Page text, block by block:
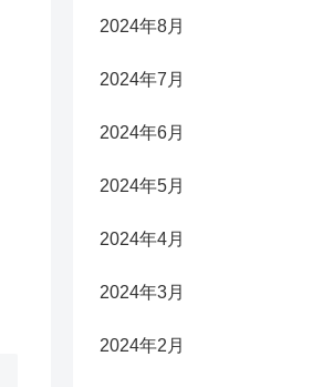
2024年8月
2024年7月
2024年6月
2024年5月
2024年4月
2024年3月
2024年2月